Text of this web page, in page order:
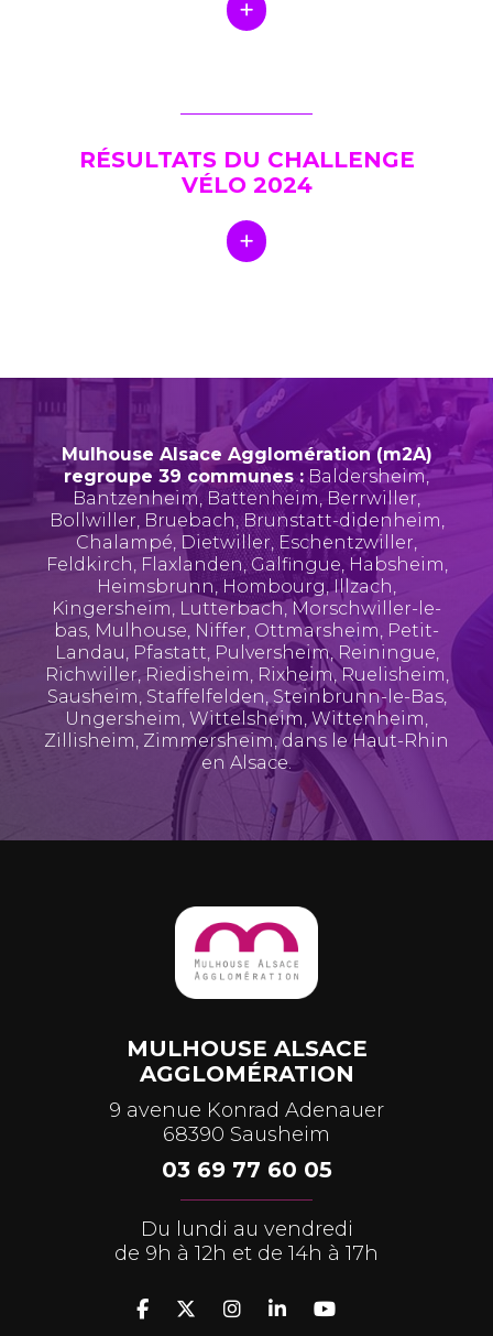
RÉSULTATS DU CHALLENGE
VÉLO 2024
Mulhouse Alsace Agglomération (m2A)
regroupe 39 communes : Baldersheim,
Bantzenheim, Battenheim, Berrwiller,
Bollwiller, Bruebach,Brunstatt-didenheim,
Chalampé, Dietwiller, Eschentzwiller,
Feldkirch, Flaxlanden,Galfingue, Habsheim,
Heimsbrunn, Hombourg,Illzach,
Kingersheim, Lutterbach, Morschwiller-le-
bas, Mulhouse, Niffer, Ottmarsheim, Petit-
Landau, Pfastatt, Pulversheim, Reiningue,
Richwiller, Riedisheim, Rixheim,Ruelisheim,
Sausheim, Staffelfelden, Steinbrunn-le-Bas,
Ungersheim, Wittelsheim,Wittenheim,
Zillisheim, Zimmersheim, dans le Haut-Rhin
en Alsace.
MULHOUSE ALSACE
AGGLOMÉRATION
9 avenue Konrad Adenauer
68390 Sausheim
03 69 77 60 05
Du lundi au vendredi
de 9h à 12h et de 14h à 17h